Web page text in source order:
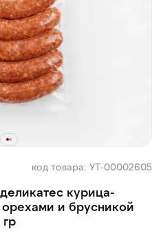
код товара: УТ-00002605
курица-
и брусникой